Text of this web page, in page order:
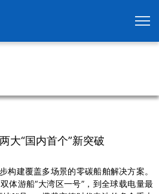
大“国内首个”新突破
构建覆盖多场景的零碳船舶解决方案。
体游船“大湾区一号”，到全球载电量最